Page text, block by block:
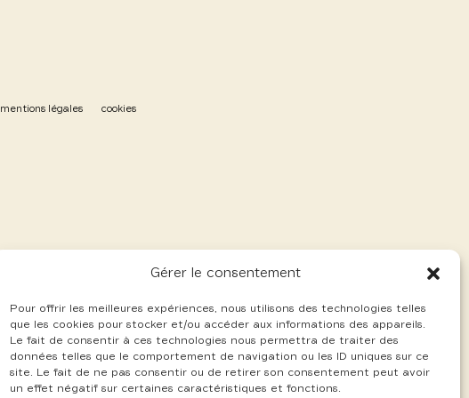
Gérer le consentement
Pour offrir les meilleures expériences, nous utilisons des technologies telles
que les cookies pour stocker et/ou accéder aux informations des appareils.
Le fait de consentir à ces technologies nous permettra de traiter des
données telles que le comportement de navigation ou les ID uniques sur ce
site. Le fait de ne pas consentir ou de retirer son consentement peut avoir
un effet négatif sur certaines caractéristiques et fonctions.
mentions légales cookies